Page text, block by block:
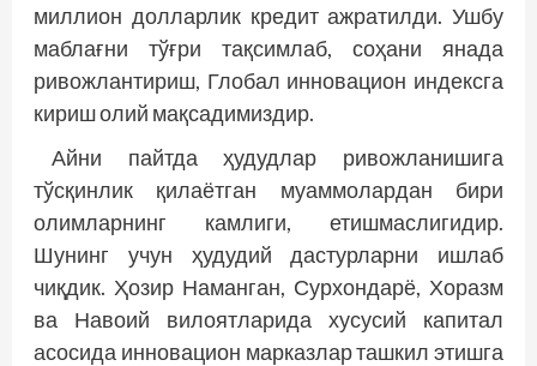
миллион долларлик кредит ажратилди. Ушбу
маблағни тўғри тақсимлаб, соҳани янада
ривожлантириш, Глобал инновацион индексга
кириш олий мақсадимиздир.
Айни пайтда ҳудудлар ривожланишига
тўсқинлик қилаётган муаммолардан бири
олимларнинг камлиги, етишмаслигидир.
Шунинг учун ҳудудий дастурларни ишлаб
чиқдик. Ҳозир Наманган, Сурхондарё, Хоразм
ва Навоий вилоятларида хусусий капитал
асосида инновацион марказлар ташкил этишга